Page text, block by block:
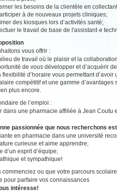
les besoins de la clientèle en
à de nouveaux projets cliniques;
des kiosques lors d’activités santé;
le travail de base de l'assistant·e
vous offrir :
de travail où le plaisir et la
de vous développer et d’acquérir
flexibilité d’horaire vous permettant
compétitif et une gamme d’avantages
plus encore.
de l’emploi :
dans une pharmacie affiliée à Jean
passionnée que nous recherchons
en pharmacie dans une université
curieuse et aime apprendre;
d’un esprit d’équipe;
et sympathique!
commenciez ou que votre parcours
pour parfaire vos connaissances
intéresse!